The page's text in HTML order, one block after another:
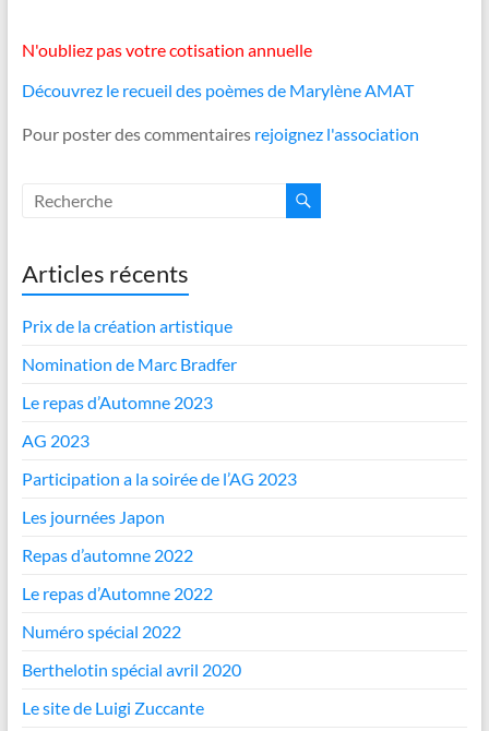
N'oubliez pas votre cotisation annuelle
Découvrez le recueil des poèmes de Marylène AMAT
Pour poster des commentaires rejoignez l'association
Articles récents
Prix de la création artistique
Nomination de Marc Bradfer
Le repas d’Automne 2023
AG 2023
Participation a la soirée de l’AG 2023
Les journées Japon
Repas d’automne 2022
Le repas d’Automne 2022
Numéro spécial 2022
Berthelotin spécial avril 2020
Le site de Luigi Zuccante